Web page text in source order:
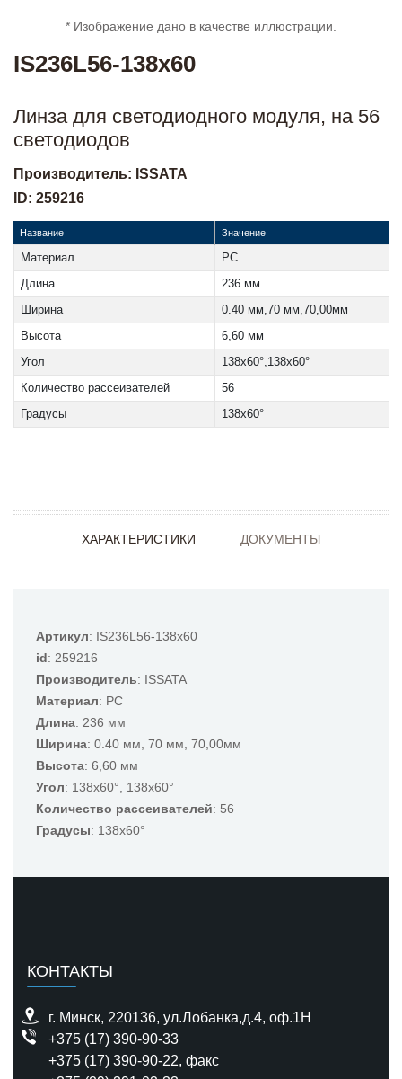
* Изображение дано в качестве иллюстрации.
IS236L56-138x60
Линза для светодиодного модуля, на 56
светодиодов
Производитель: ISSATA
ID: 259216
Название Значение
Материал
РC
Длина
236 мм
Ширина
0.40 мм,70 мм,70,00мм
Высота
6,60 мм
Угол
138x60°,138х60°
Количество рассеивателей
56
Градусы
138x60°
ХАРАКТЕРИСТИКИ ДОКУМЕНТЫ
Артикул: IS236L56-138x60
id: 259216
Производитель: ISSATA
Материал: РC
Длина: 236 мм
Ширина: 0.40 мм, 70 мм, 70,00мм
Высота: 6,60 мм
Угол: 138x60°, 138х60°
Количество рассеивателей: 56
Градусы: 138x60°
КОНТАКТЫ
г. Минск, 220136, ул.Лобанка,д.4, оф.1H
+375 (17) 390-90-33
+375 (17) 390-90-22, факс